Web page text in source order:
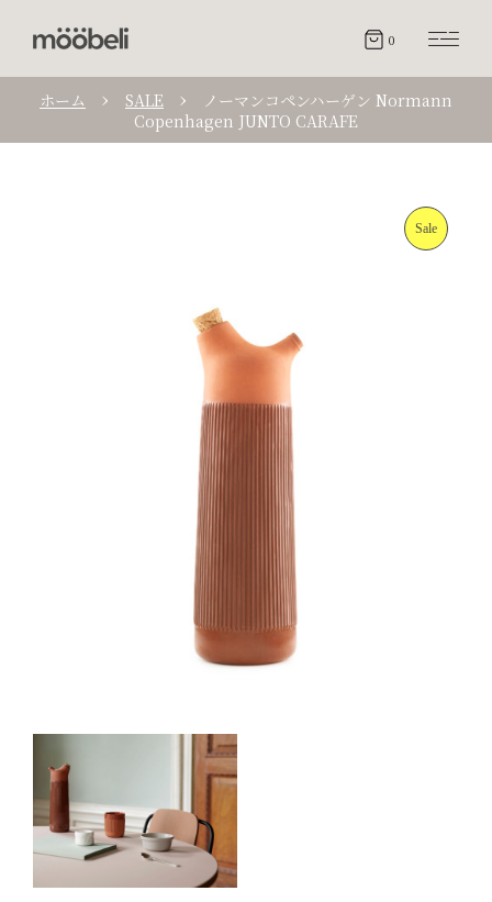
0
ホーム SALE
ノーマンコペンハーゲン Normann
Copenhagen JUNTO CARAFE
Sale